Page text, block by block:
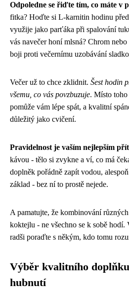
Odpoledne se řiďte tím, co máte v
fitka? Hoďte si L-karnitin hodinu
využije jako parťáka při spalování
vás navečer honí mlsná? Chrom
boji proti večernímu uzobávání
Večer už to chce zklidnit. Šest hodin
všemu, co vás povzbuzuje. Místo
pomůže vám lépe spát, a kvalitní
důležitý jako cvičení.
Pravidelnost je vaším nejlepším
kávou - tělo si zvykne a ví, co má
doplněk pořádně zapít vodou,
základ - bez ní to prostě nejede.
A pamatujte, že kombinování
koktejlu - ne všechno se k sobě hodí.
radši poraďte s někým, kdo tomu
Výběr kvalitního
hubnutí